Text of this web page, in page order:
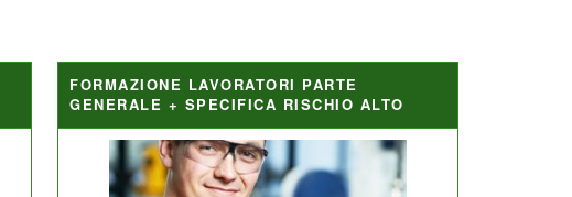
FORMAZIONE LAVORATORI PARTE
GENERALE + SPECIFICA RISCHIO ALTO